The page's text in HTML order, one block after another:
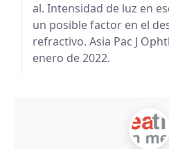
al. Intensidad de luz en
un posible factor en el
refractivo. Asia Pac J
enero de 2022.